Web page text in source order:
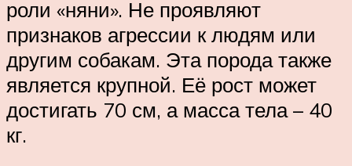
роли «няни». Не проявляют
признаков агрессии к людям или
другим собакам. Эта порода также
является крупной. Её рост может
достигать 70 см, а масса тела – 40
кг.